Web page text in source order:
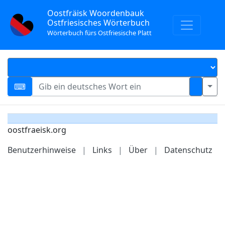
Oostfräisk Woordenbauk
Ostfriesisches Wörterbuch
Wörterbuch fürs Ostfriesische Platt
oostfraeisk.org
Benutzerhinweise
| Links | Über | Datenschutz